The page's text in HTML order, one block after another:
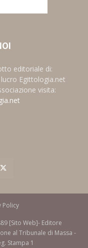
editoriale di:
Egittologia.net
visita:
Policy
[Sito Web]- Editore
al Tribunale di Massa -
Stampa 1